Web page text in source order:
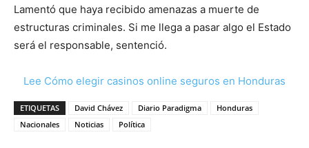
Lamentó que haya recibido amenazas a muerte de
estructuras criminales. Si me llega a pasar algo el Estado
será el responsable, sentenció.
Lee Cómo elegir casinos online seguros en Honduras
ETIQUETAS David Chávez Diario Paradigma
Honduras
Nacionales
Noticias Política